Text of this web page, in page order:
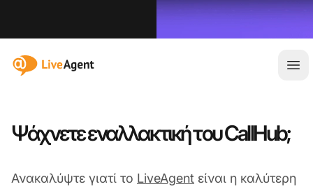
:site.title
Ψάχνετε εναλλακτική του CallHub;
Ανακαλύψτε γιατί το LiveAgent είναι η καλύτερη